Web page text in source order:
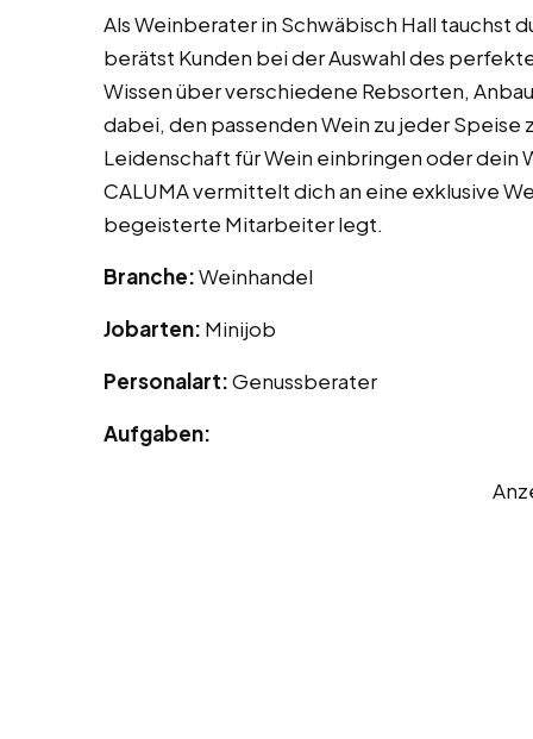
Als Weinberater in Schwäbisch Hall tauchst
berätst Kunden bei der Auswahl des
Wissen über verschiedene Rebsorten,
dabei, den passenden Wein zu jeder
Leidenschaft für Wein einbringen oder dein
CALUMA vermittelt dich an eine exklusive
begeisterte Mitarbeiter legt.
Branche:Weinhandel
Jobarten: Minijob
Personalart:Genussberater
Aufgaben: